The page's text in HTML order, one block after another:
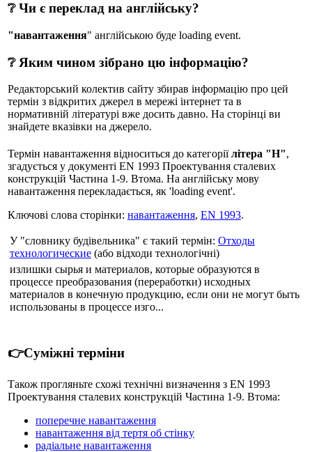
❔ Чи є переклад на англійську?
"навантаження" англійською буде loading event.
❔ Яким чином зібрано цю інформацію?
Редакторський колектив сайту збирав інформацію про цей
термін з відкритих джерел в мережі інтернет та в
нормативній літературі вже досить давно. На сторінці ви
знайдете вказівки на джерело.
Термін навантаження відноситься до категоріїлітера "Н",
згадується у документі EN 1993 Проектування сталевих
конструкцій Частина 1-9. Втома. На англійську мову
навантаження перекладається, як 'loading event'.
Ключові слова сторінки: навантаження, EN 1993.
У "словнику будівельника" є такий термін: Отходы
технологические (або відходи технологічні)
излишки сырья и материалов, которые образуются в
процессе преобразования (переработки) исходных
материалов в конечную продукцию, если они не могут быть
использованы в процессе изго...
👉Суміжні терміни
Також прогляньте схожі технічні визначення з EN 1993
Проектування сталевих конструкцій Частина 1-9. Втома:
поперечне навантаження
навантаження від тертя об стінку
радіальне навантаження